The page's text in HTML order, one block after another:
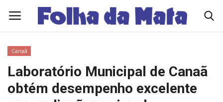
Quem Somos
Como Anunciar
Canaã
Laboratório Municipal de Canaã
obtém desempenho excelente